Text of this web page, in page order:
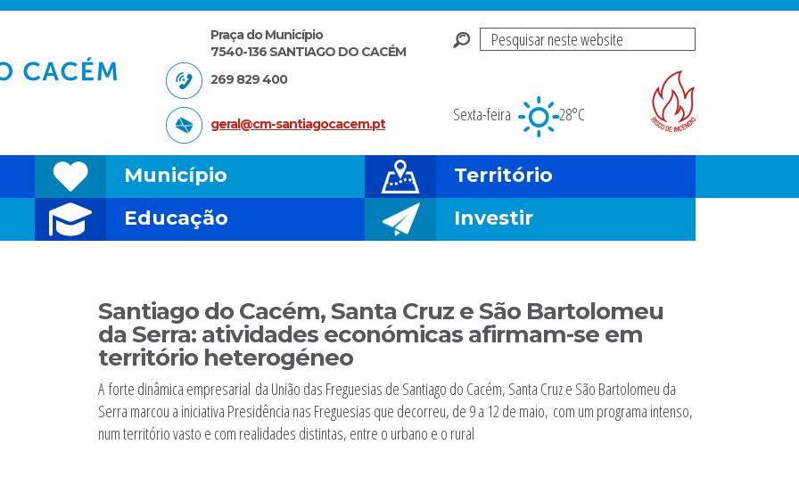
Pesquisar
Sexta-feira
28°C
Praça do Município
7540-136 SANTIAGO DO CACÉM
269 829 400
geral@cm-santiagocacem.pt
Município
Território
Educação Investir
Santiago do Cacém, Santa Cruz e São Bartolomeu
da Serra: atividades económicas afirmam-se em
território heterogéneo
A forte dinâmica empresarial da União das Freguesias de Santiago do Cacém, Santa Cruz e São Bartolomeu da
Serra marcou a iniciativa Presidência nas Freguesias que decorreu, de 9 a 12 de maio, com um programa intenso,
num território vasto e com realidades distintas, entre o urbano e o rural